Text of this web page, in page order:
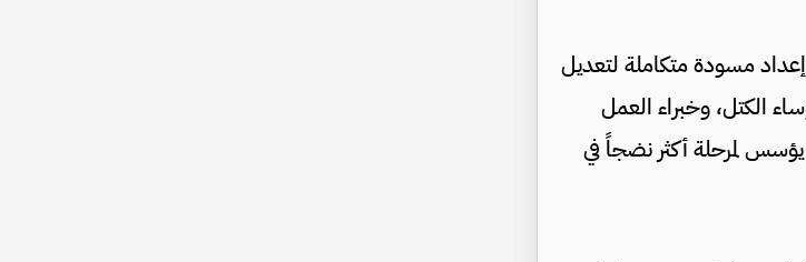
مسودة متكاملة لتعديل
الكتل، وخبراء العمل
يؤسس لمرحلة أكثر نضجاً في